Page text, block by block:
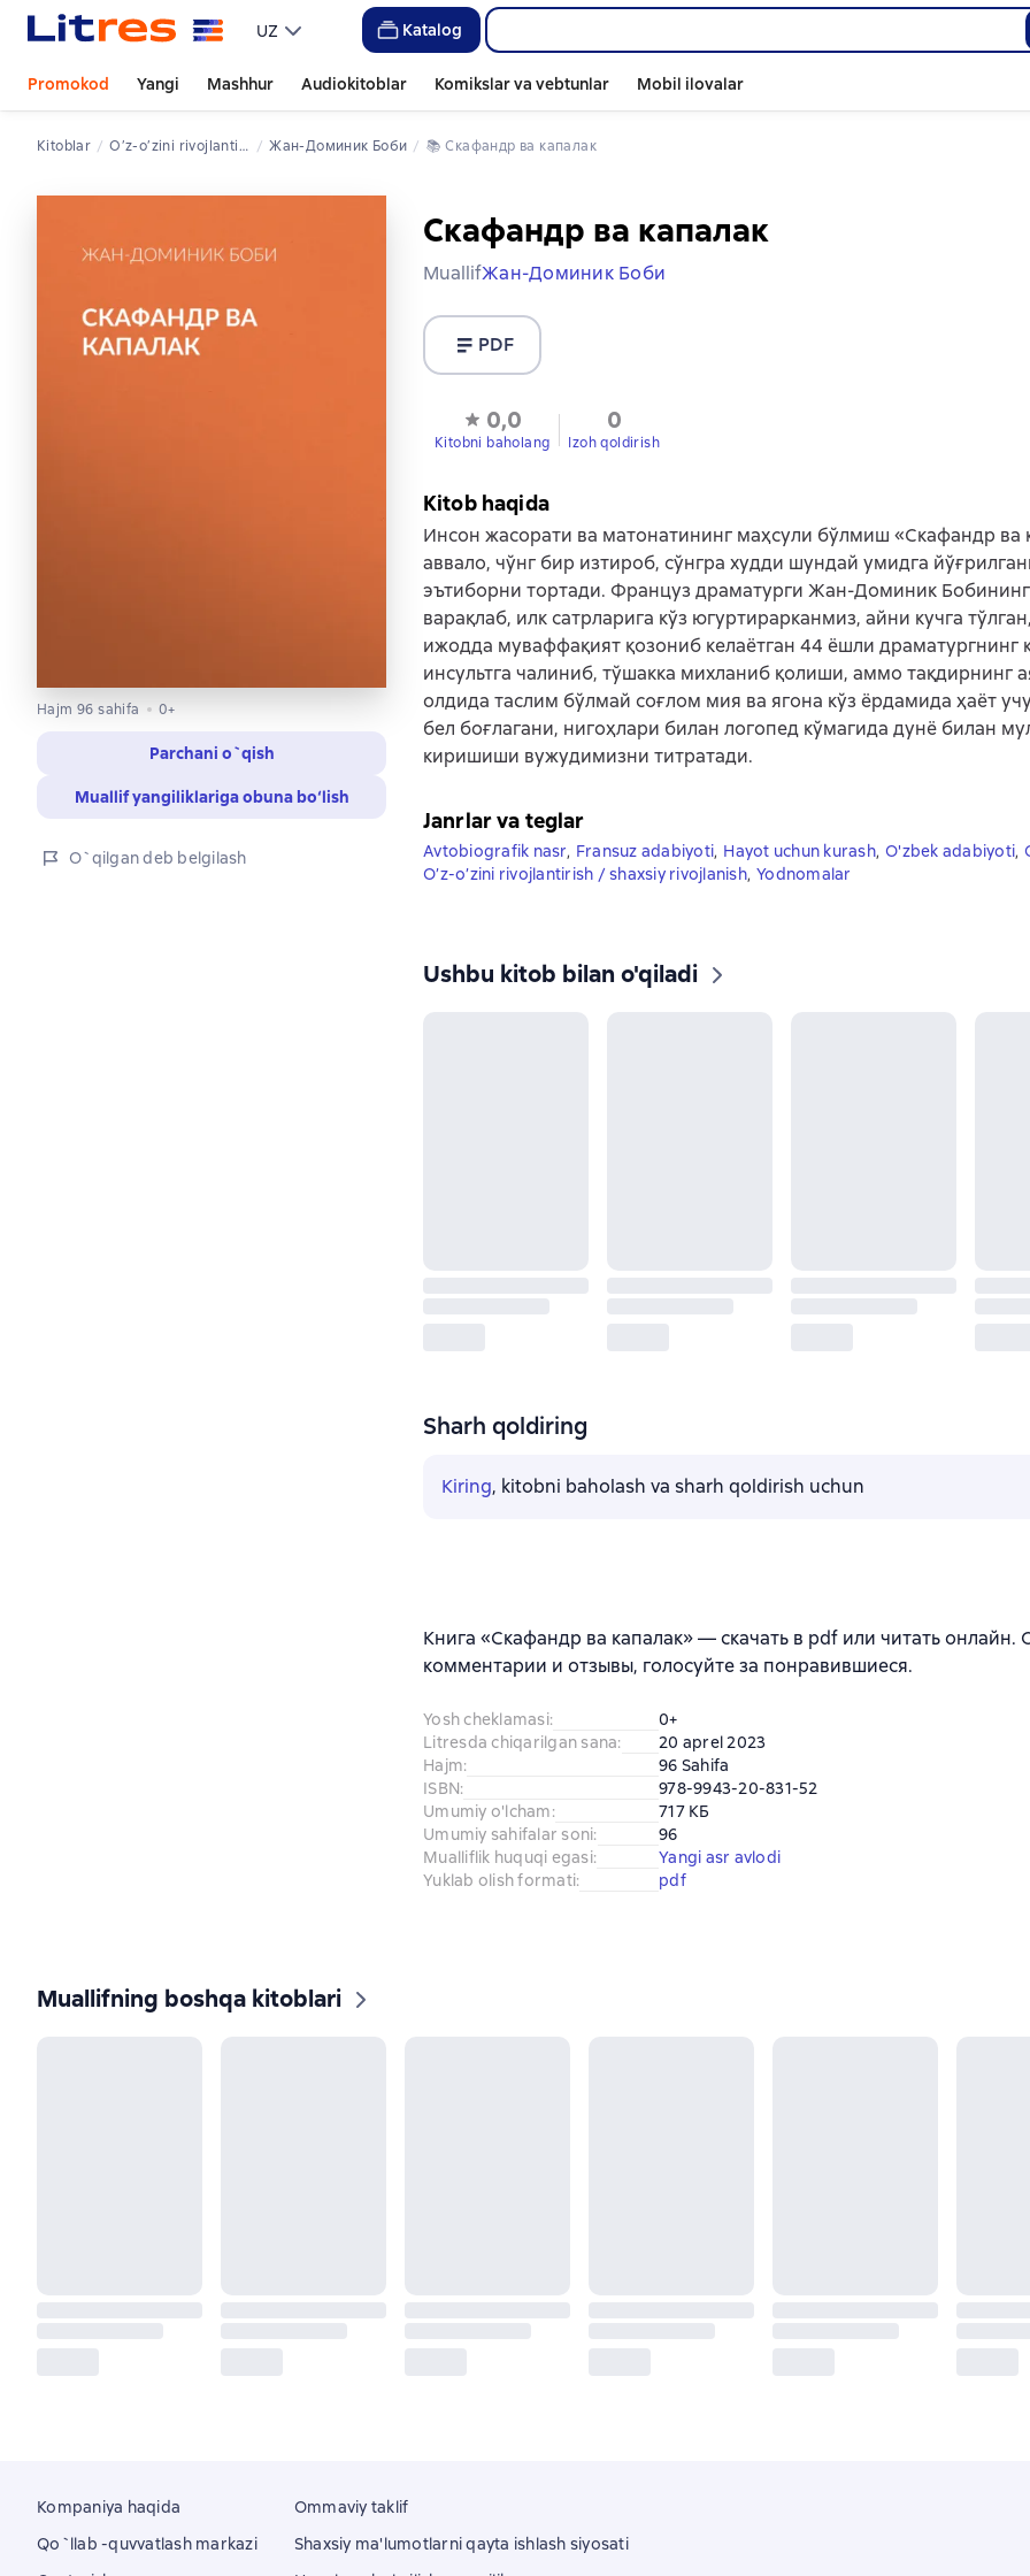
UZ Katalog
Promokod Yangi Mashhur Audiokitoblar Komikslar va vebtunlar Mobil ilovalar
Kitoblar o’z-o’zini rivojlantirish / shaxsiy rivojlanish Жан-Доминик Боби 📚 Скафандр ва капалак
Hajm 96 sahifa 0+
Parchani o`qish
Muallif yangiliklariga obuna bo‘lish
O`qilgan deb belgilash
Скафандр ва капалак
MuallifЖан-Доминик Боби
PDF
0,0
Kitobni baholang
0
Izoh qoldirish
Kitob haqida
Инсон жасорати ва матонатининг маҳсули бўлмиш «Скафандр ва
аввало, чўнг бир изтироб, сўнгра худди шундай умидга
эътиборни тортади. Француз драматурги Жан-Доминик
варақлаб, илк сатрларига кўз югуртирарканмиз, айни кучга
ижодда муваффақият қозониб келаётган 44 ёшли драматургнинг
инсультга чалиниб, тўшакка михланиб қолиши, аммо тақдирнинг
олдида таслим бўлмай соғлом мия ва ягона кўз ёрдамида ҳаёт
бел боғлагани, нигоҳлари билан логопед кўмагида дунё билан
киришиши вужудимизни титратади.
Janrlar va teglar
Avtobiografik nasr, Fransuz adabiyoti, Hayot uchun kurash, O'zbek adabiyoti,
O’z-o’zini rivojlantirish / shaxsiy rivojlanish, Yodnomalar
Ushbu kitob bilan o'qiladi
Sharh qoldiring
Kiring, kitobni baholash va sharh qoldirish uchun
Книга «Скафандр ва капалак» — скачать в pdf или читать онлайн.
комментарии и отзывы, голосуйте за понравившиеся.
Yosh cheklamasi:
0+
Litresda chiqarilgan sana:
20 aprel 2023
Hajm:
96 Sahifa
ISBN:
978-9943-20-831-52
Umumiy o'lcham:
717 КБ
Umumiy sahifalar soni:
96
Mualliflik huquqi egasi:
Yangi asr avlodi
Yuklab olish formati: pdf
Muallifning boshqa kitoblari
Kompaniya haqida
Qo`llab -quvvatlash markazi
Ommaviy taklif
Shaxsiy ma'lumotlarni qayta ishlash siyosati